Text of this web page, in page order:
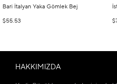
Bari İtalyan Yaka Gömlek Bej
$55.53
HAKKIMIZDA